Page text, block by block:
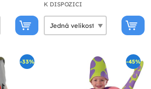
K DISPOZICI
-33% -45%